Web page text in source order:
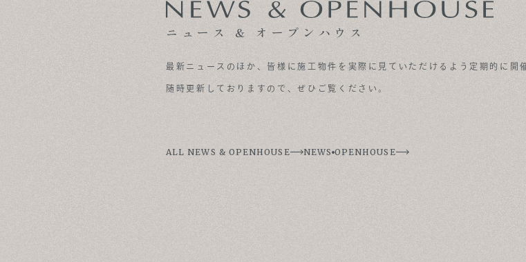
NEWS & OPENHOUSE
ニュース & オープンハウス
最新ニュースのほか、皆様に施工物件を実際に見ていただけるよう定期的に開
随時更新しておりますので、ぜひご覧ください。
ALL NEWS & OPENHOUSE NEWS OPENHOUSE